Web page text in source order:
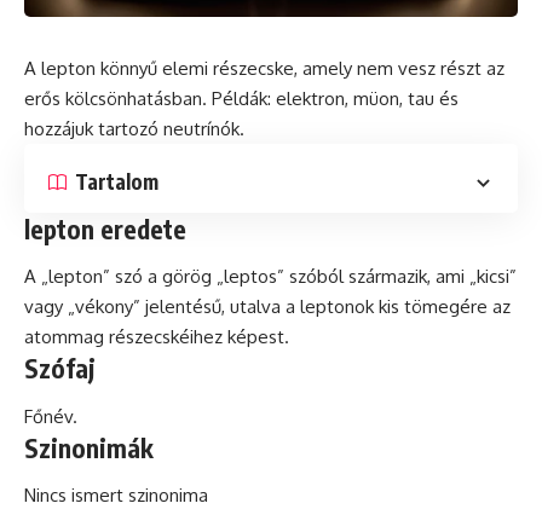
A lepton könnyű elemi részecske, amely nem vesz részt az
erős kölcsönhatásban. Példák: elektron, müon, tau és
hozzájuk tartozó neutrínók.
Tartalom
lepton eredete
A „lepton” szó a görög „leptos” szóból származik, ami „kicsi”
vagy „vékony” jelentésű, utalva a leptonok kis tömegére az
atommag részecskéihez képest.
Szófaj
Főnév.
Szinonimák
Nincs ismert szinonima